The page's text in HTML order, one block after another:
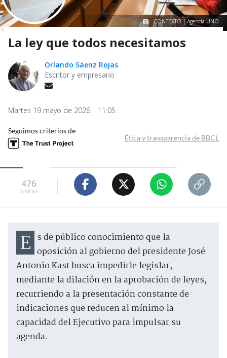
CONTEXTO | Agencia UNO
La ley que todos necesitamos
Orlando Sáenz Rojas
Escritor y empresario
Martes 19 mayo de 2026 | 11:05
Seguimos criterios de
Ética y transparencia de BBCL
476
visitas
Es de público conocimiento que la oposición al gobierno del presidente José
Antonio Kast busca impedirle legislar,
mediante la dilación en la aprobación de leyes,
recurriendo a la presentación constante de
indicaciones que reducen al mínimo la
capacidad del Ejecutivo para impulsar su
agenda.